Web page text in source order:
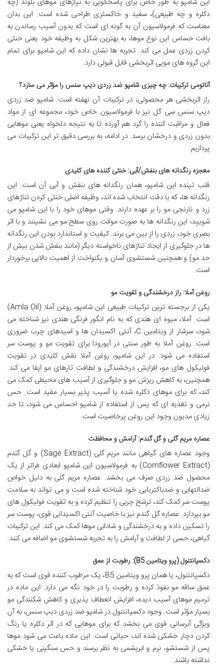
دکلره و چه طبیعی)، سفید و خاکستری طراحی شده است. این بدان
معناست که فرمولاسیون آن به گونه ای است که بدون آسیب رساندن به
بافت حساس این نوع موها، به بهترین شکل به وظیفه خود یعنی خنثی
کردن زردی عمل می کند. تجربه ها نشان داده که این شامپو برای تمام
این گروه های مویی اثربخشی قابل قبولی دارد.
آناتومی ترکیبات: چه چیزی شامپو ضد زردی دیپ سنس را مؤثر می سازد؟
راز اثربخشی هر محصولی، در ترکیبات آن نهفته است. شامپو ضد زردی
دیپ سنس سی گل نیز با فرمولاسیون خاص خود، مجموعه ای از مواد
فعال و مراقبت کننده را گرد هم آورده تا به نتیجه دلخواه یعنی موهایی
بدون زردی و درخشان برسد. در ادامه، به بررسی دقیق تر این ترکیبات می
پردازیم:
معجزه رنگدانه های بنفش/آبی: خنثی کننده های کلیدی
قلب تپنده این شامپو، همان رنگدانه های بنفش و آبی آن است. این
رنگدانه ها، که با دقت انتخاب شده اند، وظیفه اصلی خنثی کردن تناژهای
زرد و نارنجی مو را بر عهده دارند. وقتی موهای خود را با این شامپو می
شویید، این رنگدانه ها به صورت موقت روی سطح مو می نشینند و با اثر
بصری خود، زردی را از بین می برند. کیفیت و استاندارد بودن این رنگدانه
ها در جلوگیری از ایجاد تناژهای ناخواسته دیگر (مانند بنفش شدن بیش از
حد مو) و همچنین شستشوی آسان و یکنواخت از اهمیت بالایی برخوردار
است.
روغن آملا: راز درخشندگی و تقویت مو
یکی از برجسته ترین ترکیبات طبیعی این شامپو، روغن آملا (Amla Oil)
است. آملا، میوه ای هندی که به نام انگور فرنگی هندی نیز شناخته می
شود، سرشار از ویتامین C، آنتی اکسیدان ها و اسیدهای چرب ضروری
است. روغن آملا به طور سنتی در آیورودا برای تقویت مو و پوست سر
استفاده می شود. در این شامپو، روغن آملا نقش کلیدی در تقویت
فولیکول های مو، افزایش درخشندگی و لطافت تارهای مو ایفا می کند.
همچنین، به کاهش ریزش مو و جلوگیری از آسیب های محیطی کمک می
کند، که برای موهای دکلره شده یا آسیب پذیر بسیار مفید است. حس
نرمی و تغذیه ای که پس از استفاده از شامپو احساس می شود، تا حد
زیادی مدیون وجود این روغن پرخاصیت است.
عصاره مریم گلی و گل گندم: آرامش و محافظت
وجود عصاره های گیاهی مانند مریم گلی (Sage Extract) و گل گندم
(Cornflower Extract) به فرمولاسیون این شامپو ابعادی فراتر از یک
محصول ضد زردی صرف می بخشد. عصاره مریم گلی به دلیل خواص
ضدالتهابی و ضدباکتریایی خود شناخته شده است و می تواند به سلامت
پوست سر کمک کند، ترشح چربی را تنظیم کرده و به تقویت فولیکول های
مو بپردازد. عصاره گل گندم نیز با خاصیت آنتی اکسیدانی قوی، پوست سر
را تسکین داده و به درخشندگی و شادابی موها کمک می کند. این ترکیبات
گیاهی، حسی از لطافت و آرامش را به تجربه شستشوی مو اضافه می کنند.
دکسپانتنول (پرو ویتامین B5): رطوبت از عمق
دکسپانتنول، یا همان پرو ویتامین B5، یک مرطوب کننده قوی است که به
عمق ساقه مو نفوذ کرده و رطوبت را در خود نگه می دارد. این ماده در
ترمیم موهای آسیب دیده، افزایش انعطاف پذیری و کاهش شکنندگی مو
بسیار مؤثر است. وجود دکسپانتنول در شامپو ضد زردی دیپ سنس، به آن
ویژگی آبرسانی قوی می بخشد که برای موهایی که در اثر دکلره یا رنگ
کردن دچار خشکی شده اند، حیاتی است. این ماده باعث می شود موها
پس از شستشو، نرم و ابریشمی به نظر برسند و حس سنگینی یا خشکی
نداشته باشند.